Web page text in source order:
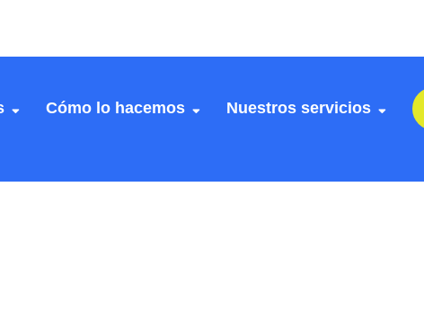
Cómo lo hacemos Nuestros servicios